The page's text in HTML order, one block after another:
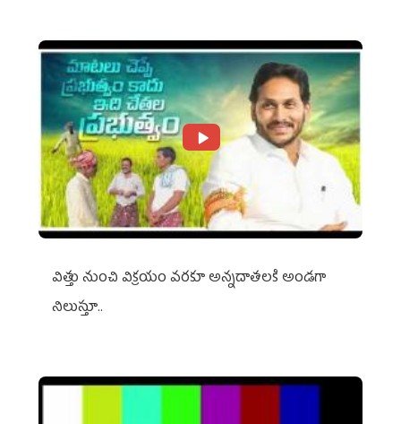
విత్తు నుంచి విక్రయం వరకూ అన్నదాతలకి అండగా
నిలుస్తూ..